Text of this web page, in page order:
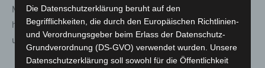
MoToGo für das kommende Jahr. Bis dahin bleibt der
heutige Tag ein schöner Moment des Zusammenhalts
und Gedenkens.
Die Datenschutzerklärung beruht auf den
Begrifflichkeiten, die durch den Europäischen Richtlinien-
und Verordnungsgeber beim Erlass der Datenschutz-
Grundverordnung (DS-GVO) verwendet wurden. Unsere
Datenschutzerklärung soll sowohl für die Öffentlichkeit